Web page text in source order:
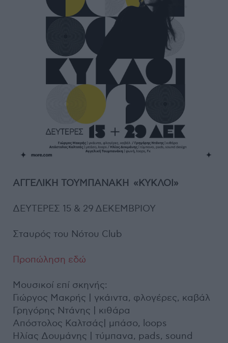
ΑΓΓΕΛΙΚΗ ΤΟΥΜΠΑΝΑΚΗ «ΚΥΚΛΟΙ»
ΔΕΥΤΕΡΕΣ 15 & 29 ΔΕΚΕΜΒΡΙΟΥ
Σταυρός του Νότου Club
Προπώληση εδώ
Μουσικοί επί σκηνής:
Γιώργος Μακρής | γκάιντα, φλογέρες, καβάλ
Γρηγόρης Ντάνης | κιθάρα
Απόστολος Καλτσάς| μπάσο, loops
Ηλίας Δουμάνης | τύμπανα, pads, sound